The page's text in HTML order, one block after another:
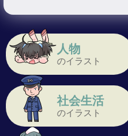
人物
のイラスト
社会生活
のイラスト